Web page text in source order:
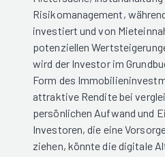
Risikomanagement,
investiert und von
potenziellen
wird der Investor im
Form des
attraktive Rendite bei
persönlichen Aufwand und
Investoren, die eine
ziehen, könnte die digitale